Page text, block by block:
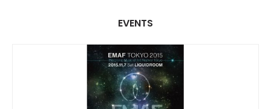
EVENTS